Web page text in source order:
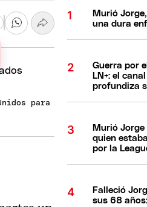
para
Murió
una dura
Guerra por
LN+: el
profundiza
Murió Jorge
quien
por la
Falleció
sus 68